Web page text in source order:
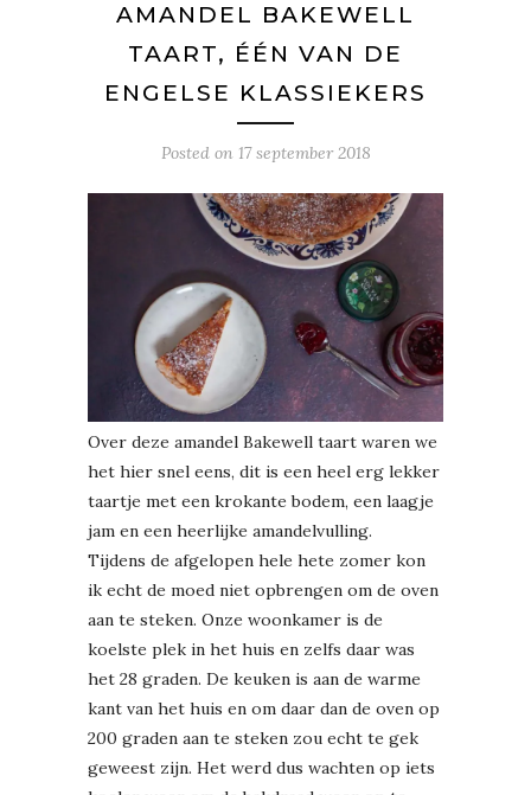
AMANDEL BAKEWELL
TAART, ÉÉN VAN DE
ENGELSE KLASSIEKERS
Posted on 17 september 2018
Over deze amandel Bakewell taart waren we
het hier snel eens, dit is een heel erg lekker
taartje met een krokante bodem, een laagje
jam en een heerlijke amandelvulling.
Tijdens de afgelopen hele hete zomer kon
ik echt de moed niet opbrengen om de oven
aan te steken. Onze woonkamer is de
koelste plek in het huis en zelfs daar was
het 28 graden. De keuken is aan de warme
kant van het huis en om daar dan de oven op
200 graden aan te steken zou echt te gek
geweest zijn. Het werd dus wachten op iets